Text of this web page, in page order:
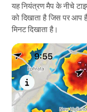
यह नियंत्रण मैप के नीचे
को दिखाता है जिस पर आप
मिनट दिखाता है।